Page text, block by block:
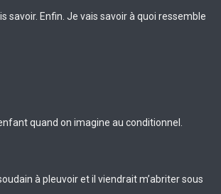
savoir. Enfin. Je vais savoir à quoi ressemble
quand on imagine au conditionnel.
à pleuvoir et il viendrait m’abriter sous